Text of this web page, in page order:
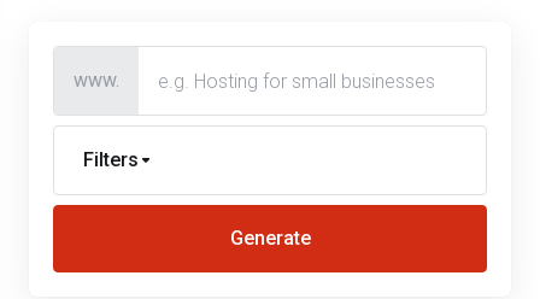
www.
Filters
Generate